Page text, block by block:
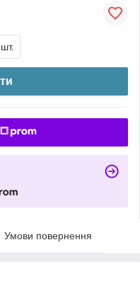
Умови повернення